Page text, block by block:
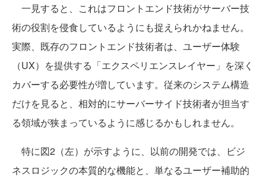
一見すると、これはフロントエンド技術がサーバー技
術の役割を侵食しているようにも捉えられかねません。
実際、既存のフロントエンド技術者は、ユーザー体験
（UX）を提供する「エクスペリエンスレイヤー」を深く
カバーする必要性が増しています。従来のシステム構造
だけを見ると、相対的にサーバーサイド技術者が担当す
る領域が狭まっているように感じるかもしれません。
特に図2（左）が示すように、以前の開発では、ビジ
ネスロジックの本質的な機能と、単なるユーザー補助的